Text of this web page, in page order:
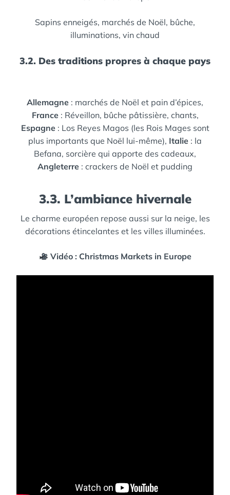
Sapins enneigés, marchés de Noël, bûche,
illuminations, vin chaud
3.2. Des traditions propres à chaque pays
Allemagne : marchés de Noël et pain d’épices,
France: Réveillon, bûche pâtissière, chants,
Espagne: Los Reyes Magos (les Rois Mages sont
plus importants que Noël lui-même), Italie : la
Befana, sorcière qui apporte des cadeaux,
Angleterre : crackers de Noël et pudding
3.3. L’ambiance hivernale
Le charme européen repose aussi sur la neige, les
décorations étincelantes et les villes illuminées.
Vidéo : Christmas Markets in Europe